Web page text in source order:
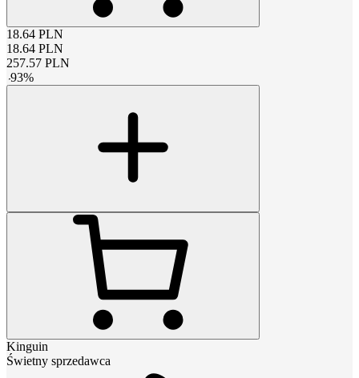
18.64 PLN
18.64 PLN
257.57 PLN
-93%
Kinguin
Świetny sprzedawca